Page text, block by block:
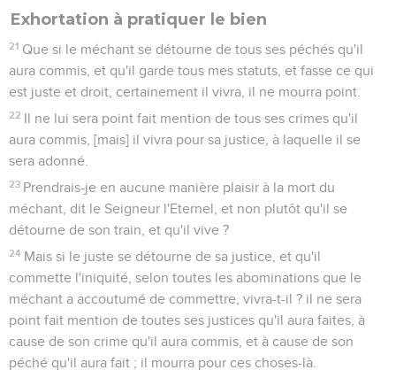
Exhortation à pratiquer le bien
21 Que si le méchant se détourne de tous ses péchés qu'il
aura commis, et qu'il garde tous mes statuts, et fasse ce qui
est juste et droit, certainement il vivra, il ne mourra point.
22 Il ne lui sera point fait mention de tous ses crimes qu'il
aura commis, [mais] il vivra pour sa justice, à laquelle il se
sera adonné.
23 Prendrais-je en aucune manière plaisir à la mort du
méchant, dit le Seigneur l'Eternel, et non plutôt qu'il se
détourne de son train, et qu'il vive ?
24 Mais si le juste se détourne de sa justice, et qu'il
commette l'iniquité, selon toutes les abominations que le
méchant a accoutumé de commettre, vivra-t-il ? il ne sera
point fait mention de toutes ses justices qu'il aura faites, à
cause de son crime qu'il aura commis, et à cause de son
péché qu'il aura fait ; il mourra pour ces choses-là.